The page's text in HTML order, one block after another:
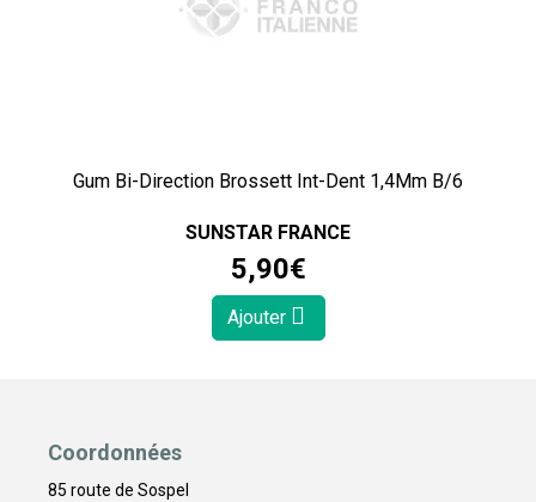
Gum Bi-Direction Brossett Int-Dent 1,4Mm B/6
SUNSTAR FRANCE
5,90€
Ajouter
Coordonnées
85 route de Sospel